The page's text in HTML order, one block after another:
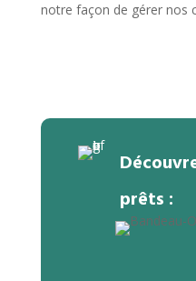
notre façon de gérer nos
prêts :